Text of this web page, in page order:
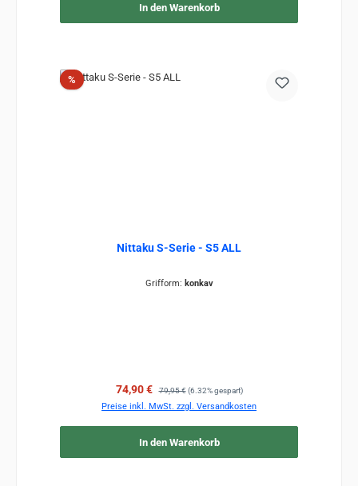
In den Warenkorb
%Rabatt
Nittaku S-Serie - S5 ALL
Grifform: konkav
Verkaufspreis:
74,90 € Regulärer Preis:
79,95 € (6.32% gespart)
Preise inkl. MwSt. zzgl. Versandkosten
In den Warenkorb